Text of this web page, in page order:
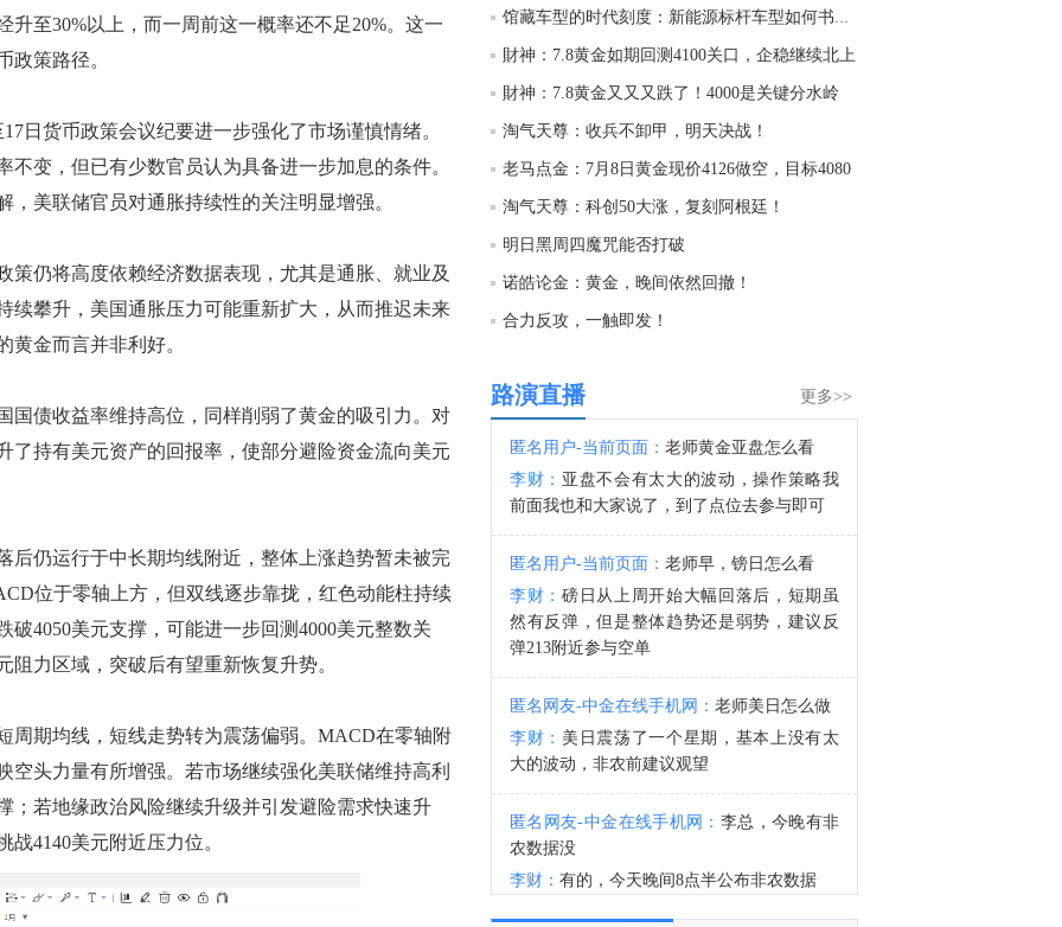
至30%以上，而一周前这一概率还不足20%。这一
政策路径。
货币政策会议纪要进一步强化了市场谨慎情绪。
变，但已有少数官员认为具备进一步加息的条件。
美联储官员对通胀持续性的关注明显增强。
将高度依赖经济数据表现，尤其是通胀、就业及
续攀升，美国通胀压力可能重新扩大，从而推迟未来
黄金而言并非利好。
债收益率维持高位，同样削弱了黄金的吸引力。对
了持有美元资产的回报率，使部分避险资金流向美元
仍运行于中长期均线附近，整体上涨趋势暂未被完
位于零轴上方，但双线逐步靠拢，红色动能柱持续
4050美元支撑，可能进一步回测4000美元整数关
阻力区域，突破后有望重新恢复升势。
期均线，短线走势转为震荡偏弱。MACD在零轴附
空头力量有所增强。若市场继续强化美联储维持高利
；若地缘政治风险继续升级并引发避险需求快速升
4140美元附近压力位。
13:20:25
13:20:15
馆藏车型的时代刻度：新能源标杆车型如何书写产业里程碑
財神：7.8黄金如期回测4100关口，企稳继续北上
財神：7.8黄金又又又跌了！4000是关键分水岭
淘气天尊：收兵不卸甲，明天决战！
老马点金：7月8日黄金现价4126做空，目标4080
淘气天尊：科创50大涨，复刻阿根廷！
明日黑周四魔咒能否打破
诺皓论金：黄金，晚间依然回撤！
合力反攻，一触即发！
更多>>
路演直播
匿名用户-当前页面： 老师黄金亚盘怎么看
李财： 亚盘不会有太大的波动，操作策略我
前面我也和大家说了，到了点位去参与即可
匿名用户-当前页面： 老师早，镑日怎么看
李财： 磅日从上周开始大幅回落后，短期虽
然有反弹，但是整体趋势还是弱势，建议反
弹213附近参与空单
匿名网友-中金在线手机网： 老师美日怎么做
李财： 美日震荡了一个星期，基本上没有太
大的波动，非农前建议观望
匿名网友-中金在线手机网： 李总，今晚有非
农数据没
李财： 有的，今天晚间8点半公布非农数据